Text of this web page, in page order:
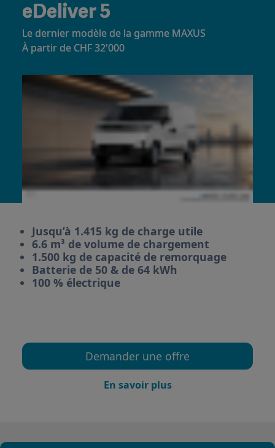
eDeliver 5
Le dernier modèle de la gamme MAXUS
À partir de CHF 32'000
Jusqu’à 1.415 kg de charge utile
6.6 m³ de volume de chargement
1.500 kg de capacité de remorquage
Batterie de 50 & de 64 kWh
100 % électrique
Demander une offre
En savoir plus